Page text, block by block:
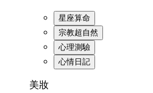
星座算命
宗教超自然
心理測驗
心情日記
美妝